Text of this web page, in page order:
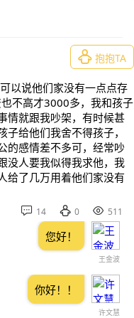
 抱抱TA
以说他们家没有一点点存
不高才3000多，我和孩子
情就跟我吵架，有时候甚
给他们我舍不得孩子，
的感情差不多可，经常吵
没人要我似得我求他，我
给了几万用着他们家没有
 14  0  511
王金波
您好！
许文慧
你好！！